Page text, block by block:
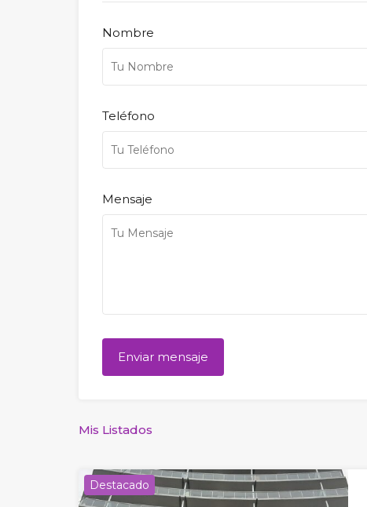
Nombre
Teléfono
Mensaje
Mis Listados
Destacado